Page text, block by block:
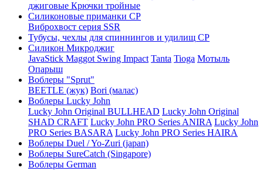
джиговые Крючки тройные
Силиконовые приманки СР
Виброхвост серия SSR
Тубусы, чехлы для спиннингов и удилищ СР
Силикон Микроджиг
JavaStick Maggot Swing Impact Tanta Tioga Мотыль
Опарыш
Воблеры "Sprut"
BEETLE (жук) Bori (малас)
Воблеры Lucky John
Lucky John Original BULLHEAD Lucky John Original
SHAD CRAFT Lucky John PRO Series ANIRA Lucky John
PRO Series BASARA Lucky John PRO Series HAIRA
Воблеры Duel / Yo-Zuri (japan)
Воблеры SureCatch (Singapore)
Воблеры German